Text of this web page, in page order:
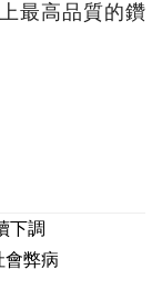
最高品質的鑽
下調
會弊病